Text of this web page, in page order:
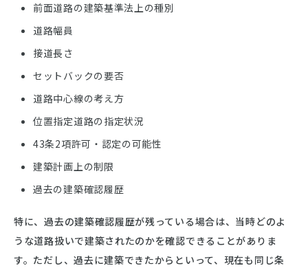
前面道路の建築基準法上の種別
道路幅員
接道長さ
セットバックの要否
道路中心線の考え方
位置指定道路の指定状況
43条2項許可・認定の可能性
建築計画上の制限
過去の建築確認履歴
特に、過去の建築確認履歴が残っている場合は、当時どのよ
うな道路扱いで建築されたのかを確認できることがありま
す。ただし、過去に建築できたからといって、現在も同じ条